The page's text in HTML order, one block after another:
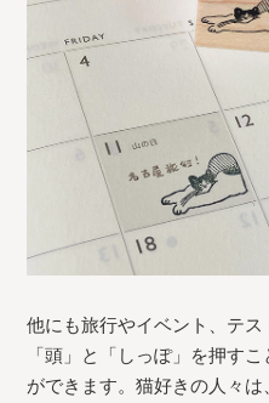
他にも旅行やイベント、テ
「頭」と「しっぽ」を押す
ができます。猫好きの人々